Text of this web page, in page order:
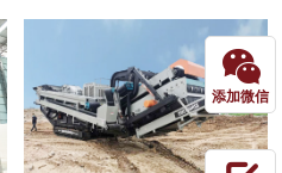
添加微信